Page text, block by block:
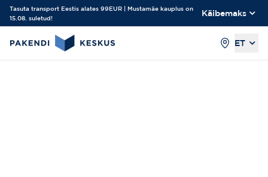
Tasuta transport Eestis alates 99EUR | Mustamäe kauplus on
15.08. suletud!
Käibemaks
ET